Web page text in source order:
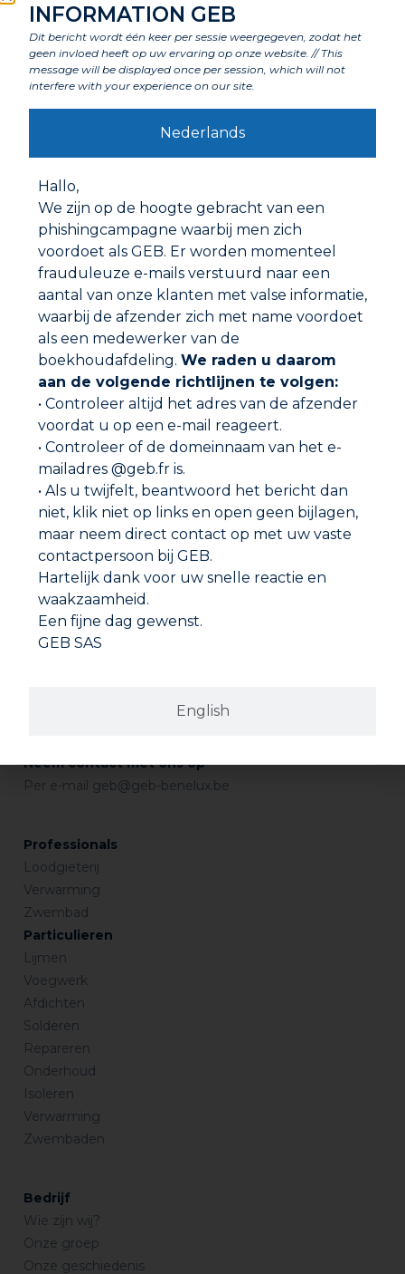
REPARATIEPATCH
Adres
GEB SAS
ZI Paris Nord 2
282 avenue du Bois de la Pie
CS 62062
95972 ROISSY CDG CEDEX
France
Professionals
Loodgieterij
Verwarming
Zwembad
Particulieren
Lijmen
Voegwerk
Afdichten
Solderen
Repareren
Onderhoud
Isoleren
Verwarming
Zwembaden
Bedrijf
Wie zijn wij?
Onze groep
Onze geschiedenis
Vind de dichtstbijzijnde dealer bij u in de buurt.
Neem contact met ons op
Per e-mail geb@geb-benelux.be
INFORMATION GEB
Dit bericht wordt één keer per sessie weergegeven, zodat het
geen invloed heeft op uw ervaring op onze website. // This
message will be displayed once per session, which will not
interfere with your experience on our site.
Nederlands
English
Hallo,
We zijn op de hoogte gebracht van een
phishingcampagne waarbij men zich
voordoet als GEB. Er worden momenteel
frauduleuze e-mails verstuurd naar een
aantal van onze klanten met valse informatie,
waarbij de afzender zich met name voordoet
als een medewerker van de
boekhoudafdeling. We raden u daarom
aan de volgende richtlijnen te volgen:
• Controleer altijd het adres van de afzender
voordat u op een e-mail reageert.
• Controleer of de domeinnaam van het e-
mailadres @geb.fr is.
• Als u twijfelt, beantwoord het bericht dan
niet, klik niet op links en open geen bijlagen,
maar neem direct contact op met uw vaste
contactpersoon bij GEB.
Hartelijk dank voor uw snelle reactie en
waakzaamheid.
Een fijne dag gewenst.
GEB SAS